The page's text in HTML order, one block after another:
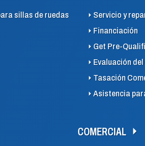
sillas de ruedas
Servicio y
Financiación
Get Pre-
Evaluación
Tasación
Asistencia
COMERCIAL